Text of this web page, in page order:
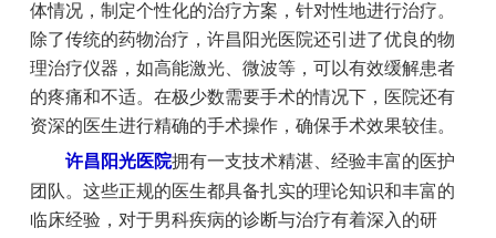
体情况，制定个性化的治疗方案，针对性地进行治疗。
除了传统的药物治疗，许昌阳光医院还引进了优良的物
理治疗仪器，如高能激光、微波等，可以有效缓解患者
的疼痛和不适。在极少数需要手术的情况下，医院还有
资深的医生进行精确的手术操作，确保手术效果较佳。
许昌阳光医院拥有一支技术精湛、经验丰富的医护
团队。这些正规的医生都具备扎实的理论知识和丰富的
临床经验，对于男科疾病的诊断与治疗有着深入的研